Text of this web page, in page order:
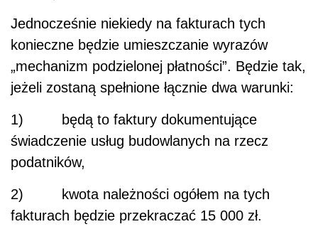
Jednocześnie niekiedy na fakturach tych
konieczne będzie umieszczanie wyrazów
„mechanizm podzielonej płatności”. Będzie tak,
jeżeli zostaną spełnione łącznie dwa warunki:
1) będą to faktury dokumentujące
świadczenie usług budowlanych na rzecz
podatników,
2) kwota należności ogółem na tych
fakturach będzie przekraczać 15 000 zł.